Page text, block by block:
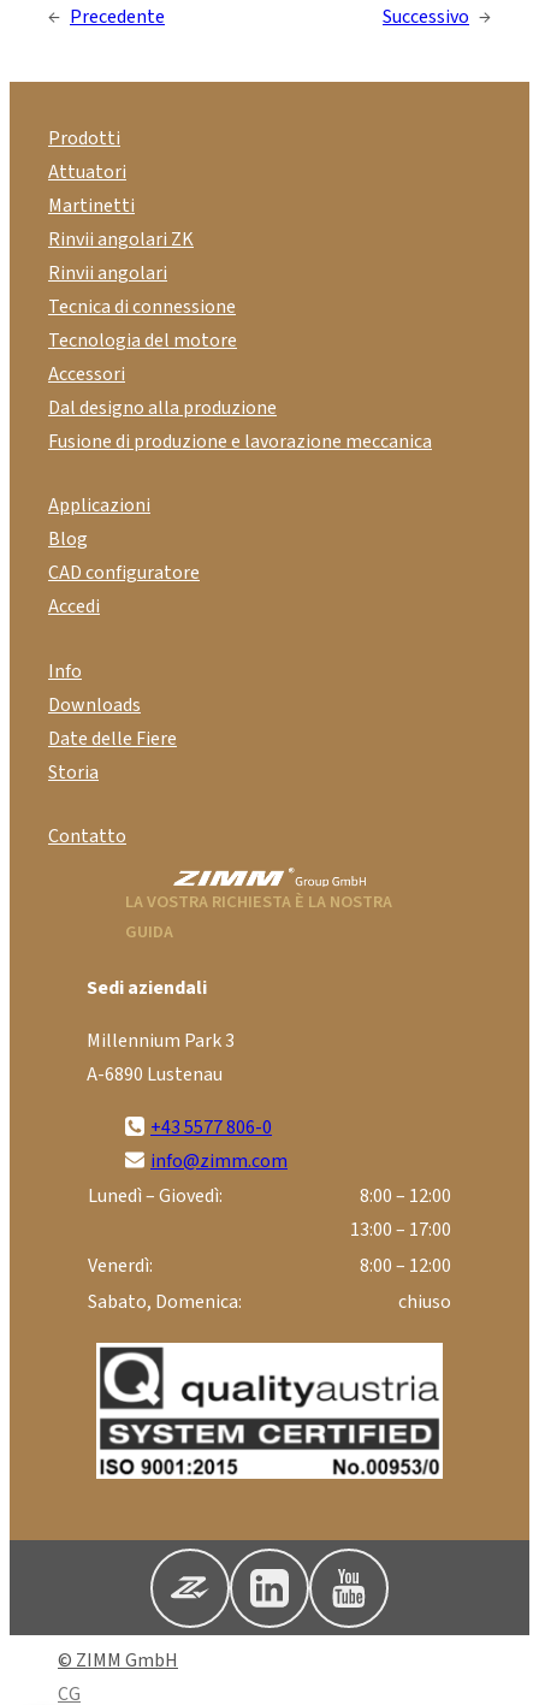
← Precedente Successivo →
Prodotti
Attuatori
Martinetti
Rinvii angolari ZK
Rinvii angolari
Tecnica di connessione
Tecnologia del motore
Accessori
Dal designo alla produzione
Fusione di produzione e lavorazione meccanica
Applicazioni
Blog
CAD configuratore
Accedi
Info
Downloads
Date delle Fiere
Storia
Contatto
LA VOSTRA RICHIESTA È LA NOSTRA
GUIDA
Sedi aziendali
Millennium Park 3
A-6890 Lustenau
+43 5577 806-0
info@zimm.com
Lunedì – Giovedì:
8:00 – 12:00
13:00 – 17:00
Venerdì:
8:00 – 12:00
Sabato, Domenica:
chiuso
© ZIMM GmbH
CG